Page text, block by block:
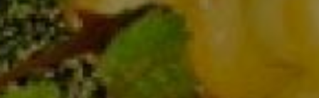
Dowiedz się więcej
Zobacz produkt
Likier Cosmic